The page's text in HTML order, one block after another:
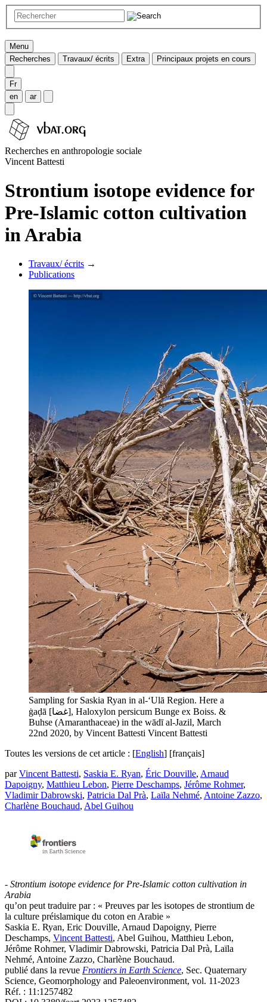
Menu
Recherches
Travaux/ écrits Extra Principaux projets en cours
Fr
en
ar
Recherches en anthropologie sociale
Vincent Battesti
Strontium isotope evidence for
Pre-Islamic cotton cultivation
in Arabia
Travaux/ écrits →
Publications
Sampling for Saskia Ryan in al-‘Ulā Region. Here a
ġaḍā [غضا], Haloxylon persicum Bunge ex Boiss. &
Buhse (Amaranthaceae) in the wādī al-Jazil, March
22nd 2020, by Vincent Battesti Vincent Battesti
Toutes les versions de cet article : [English] [français]
parVincent Battesti, Saskia E. Ryan, Éric Douville, Arnaud
Dapoigny, Matthieu Lebon, Pierre Deschamps, Jérôme Rohmer,
Vladimir Dabrowski, Patricia Dal Prà, Laïla Nehmé, Antoine Zazzo,
Charlène Bouchaud, Abel Guihou
- Strontium isotope evidence for Pre-Islamic cotton cultivation in
Arabia
qu’on peut traduire par : « Preuves par les isotopes de strontium de
la culture préislamique du coton en Arabie »
Saskia E. Ryan, Eric Douville, Arnaud Dapoigny, Pierre
Deschamps, Vincent Battesti, Abel Guihou, Matthieu Lebon,
Jérôme Rohmer, Vladimir Dabrowski, Patricia Dal Prà, Laïla
Nehmé, Antoine Zazzo, Charlène Bouchaud.
publié dans la revue Frontiers in Earth Science, Sec. Quaternary
Science, Geomorphology and Paleoenvironment, vol. 11-2023
Réf. : 11:1257482